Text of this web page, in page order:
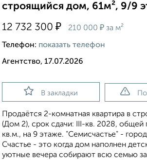
строящийся дом, 61м², 9/9
12 732 300 ₽ 210 000 ₽ за м²
Телефон: показать телефон
Агентство, 17.07.2026
В закладки
Продаётся 2-комнатная квартира в
(Дом 2), срок сдачи: III-кв. 2028,
кв.м., на 9 этаже. "Семисчастье" - город
Счастье - это когда дом наполнен
уютные вечера собирают всю семью